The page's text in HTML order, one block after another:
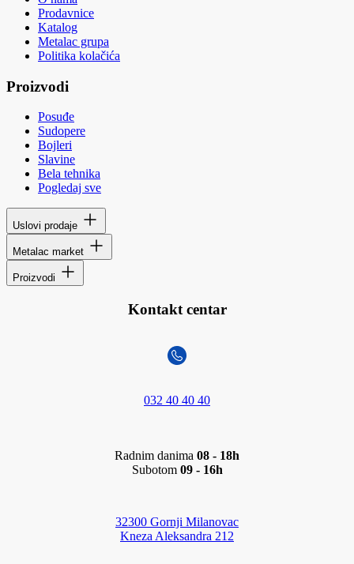
Prodavnice
Katalog
Metalac grupa
Politika kolačića
Proizvodi
Posuđe
Sudopere
Bojleri
Slavine
Bela tehnika
Pogledaj sve
Uslovi prodaje
Metalac market
Proizvodi
Kontakt centar
032 40 40 40
Radnim danima 08 - 18h
Subotom 09 - 16h
32300 Gornji Milanovac
Kneza Aleksandra 212